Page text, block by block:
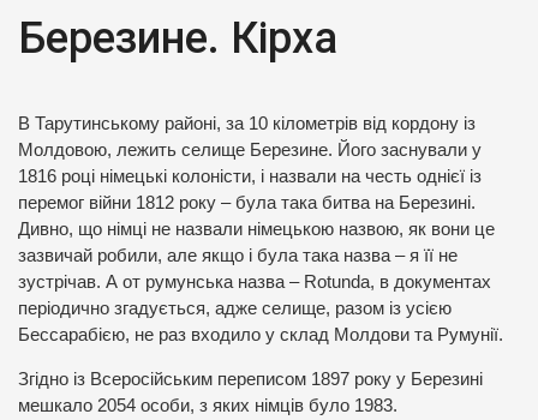
Березине. Кірха
В Тарутинському районі, за 10 кілометрів від кордону із
Молдовою, лежить селище Березине. Його заснували у
1816 році німецькі колоністи, і назвали на честь однієї із
перемог війни 1812 року – була така битва на Березині.
Дивно, що німці не назвали німецькою назвою, як вони це
зазвичай робили, але якщо і була така назва – я її не
зустрічав. А от румунська назва – Rotunda, в документах
періодично згадується, адже селище, разом із усією
Бессарабією, не раз входило у склад Молдови та Румунії.
Згідно із Всеросійським переписом 1897 року у Березині
мешкало 2054 особи, з яких німців було 1983.